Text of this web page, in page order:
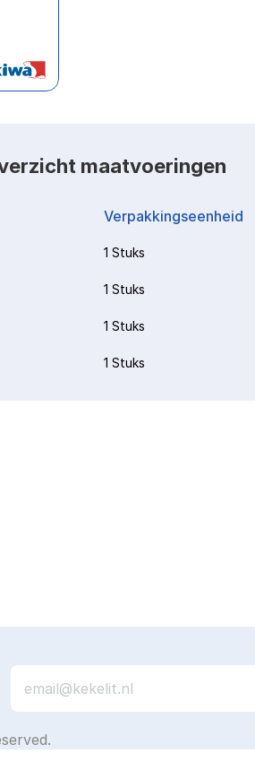
maatvoeringen
Verpakkingseenheid
1 Stuks
1 Stuks
1 Stuks
1 Stuks